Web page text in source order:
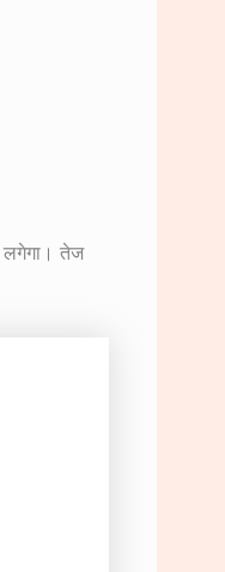
लगेगा। तेज